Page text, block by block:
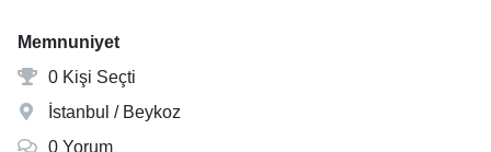
Memnuniyet
0 Kişi Seçti
İstanbul / Beykoz
0 Yorum